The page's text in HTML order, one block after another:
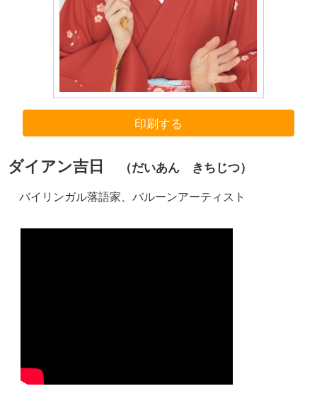
印刷する
ダイアン吉日 （だいあん きちじつ）
バイリンガル落語家、バルーンアーティスト